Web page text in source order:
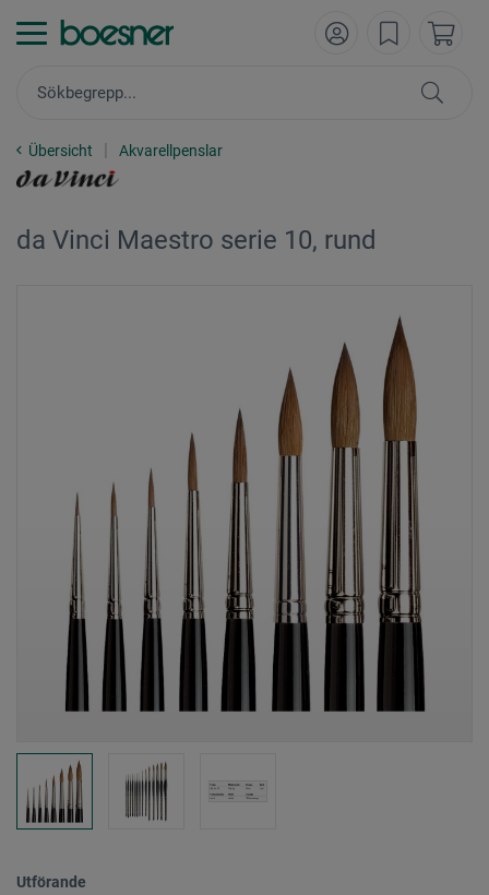
Übersicht Akvarellpenslar
da Vinci Maestro serie 10, rund
Utförande